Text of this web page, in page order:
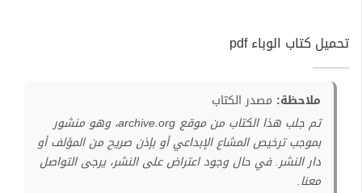
تحميل كتاب الوباء pdf
ملاحظة: مصدر الكتاب
تم جلب هذا الكتاب من موقع archive.org، وهو منشور
بموجب ترخيص المشاع الإبداعي أو بإذن صريح من المؤلف أو
دار النشر. في حال وجود اعتراض على النشر، يرجى التواصل
معنا.